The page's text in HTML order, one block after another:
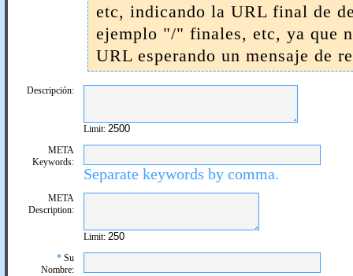
etc, indicando la URL final de
ejemplo "/" finales, etc, ya que
URL esperando un mensaje de
Descripción:
Limit:
META
Keywords:
Separate keywords by comma.
META
Description:
Limit:
* Su
Nombre: